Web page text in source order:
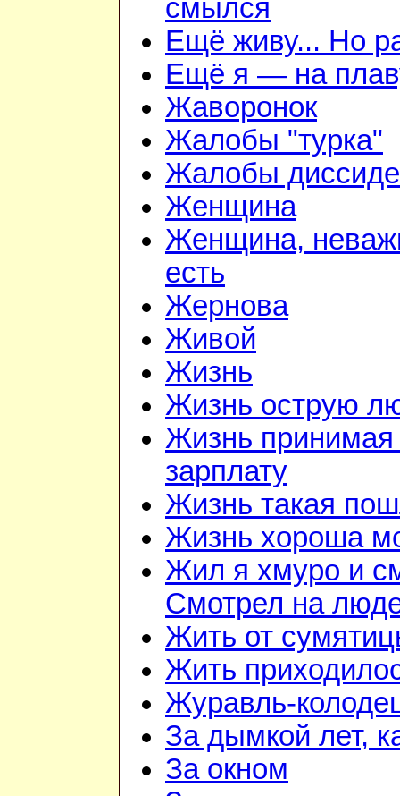
смылся
Ещё живу... Но
Ещё я — на
Жаворонок
Жалобы "турка"
Жалобы
Женщина
Женщина,
есть
Жернова
Живой
Жизнь
Жизнь острую
Жизнь
зарплату
Жизнь такая
Жизнь хороша
Жил я хмуро и
Смотрел на
Жить от
Жить
Журавль-
За дымкой лет,
За окном